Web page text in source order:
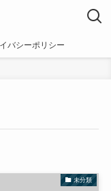
バシーポリシー
未分類